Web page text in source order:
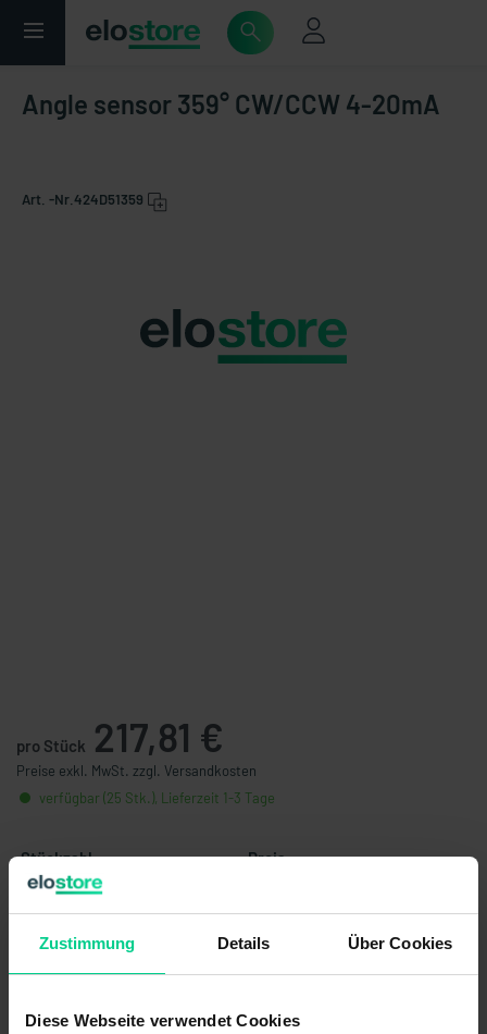
Zustimmung Details Über Cookies
Diese Webseite verwendet Cookies
Angle sensor 359° CW/CCW 4-20mA
Art. -Nr. 424D51359
pro Stück 217,81 €
Preise exkl. MwSt. zzgl. Versandkosten
verfügbar (25 Stk.), Lieferzeit 1-3 Tage
Stückzahl Preis
ab 5 Stk.
ab 25 Stk.
172,26 €
ab 50 Stk.
155,03 €
- 29 %